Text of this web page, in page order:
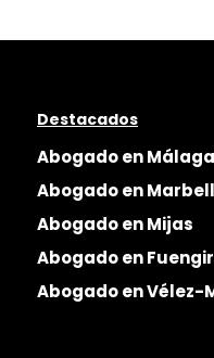
Destacados
Abogado en Málaga
Abogado en
Abogado en Mijas
Abogado en
Abogado en Vélez-